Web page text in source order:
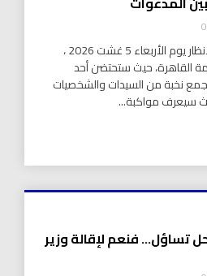
كتب / شادياحمد ستتجه الأنظار يوم الأربعاء 5 غشت 2026 ،
القاهرة، حيث ستحتضن أحد
نخبة من السيدات والشخصيات
سيعرف مواكبة...
تساؤل… فنعم لإقالة وزير